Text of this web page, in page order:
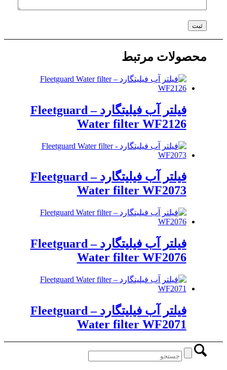
محصولات مرتبط
فیلتر آب فیلیتگارد – Fleetguard
Water filter WF2126
فیلتر آب فیلیتگارد – Fleetguard
Water filter WF2073
فیلتر آب فیلیتگارد – Fleetguard
Water filter WF2076
فیلتر آب فیلیتگارد – Fleetguard
Water filter WF2071